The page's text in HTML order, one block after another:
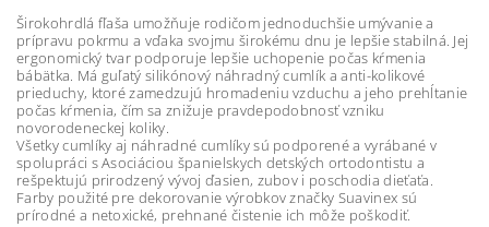
Širokohrdlá fľaša umožňuje rodičom jednoduchšie umývanie a
prípravu pokrmu a vďaka svojmu širokému dnu je lepšie stabilná. Jej
ergonomický tvar podporuje lepšie uchopenie počas kŕmenia
bábätka. Má guľatý silikónový náhradný cumlík a anti-kolikové
prieduchy, ktoré zamedzujú hromadeniu vzduchu a jeho prehĺtanie
počas kŕmenia, čím sa znižuje pravdepodobnosť vzniku
novorodeneckej koliky.
Všetky cumlíky aj náhradné cumlíky sú podporené a vyrábané v
spolupráci s Asociáciou španielskych detských ortodontistu a
rešpektujú prirodzený vývoj ďasien, zubov i poschodia dieťaťa.
Farby použité pre dekorovanie výrobkov značky Suavinex sú
prírodné a netoxické, prehnané čistenie ich môže poškodiť.